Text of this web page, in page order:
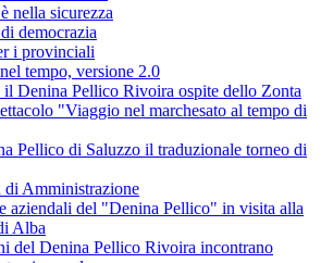
nella sicurezza
democrazia
i provinciali
tempo, versione 2.0
il Denina Pellico Rivoira ospite dello Zonta
"Viaggio nel marchesato al tempo di
Pellico di Saluzzo il traduzionale torneo di
di Amministrazione
aziendali del "Denina Pellico" in visita alla
Alba
del Denina Pellico Rivoira incontrano